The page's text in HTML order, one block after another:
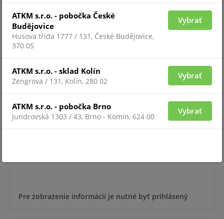
Pre zobrazenie informácií je nutné byť prihlásený
TV0550D-4MPIR
Pre zobrazenie informácií je nutné byť prihlásený
ATKM s.r.o. - pobočka České
Budějovice
Husova třída 1777 / 131, České Budějovice,
370 05
Vybrať
ATKM s.r.o. - sklad Kolín
Zengrova / 131, Kolín, 280 02
Vybrať
ATKM s.r.o. - pobočka Brno
Jundrovská 1303 / 43, Brno - Komín, 624 00
Vybrať